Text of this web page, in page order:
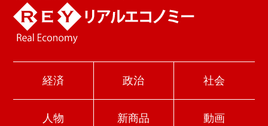
経済 政治 社会
人物 新商品 動画